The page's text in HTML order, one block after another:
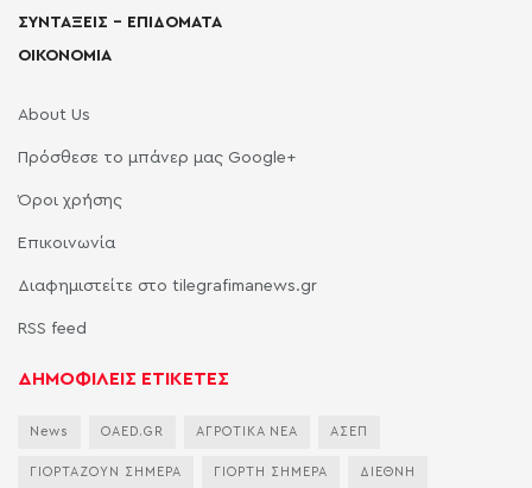
ΣΥΝΤΑΞΕΙΣ – ΕΠΙΔΟΜΑΤΑ
ΟΙΚΟΝΟΜΙΑ
About Us
Πρόσθεσε το μπάνερ μας Google+
Όροι χρήσης
Επικοινωνία
Διαφημιστείτε στο tilegrafimanews.gr
RSS feed
ΔΗΜΟΦΙΛΕΙΣ ΕΤΙΚΕΤΕΣ
News OAED.GR ΑΓΡΟΤΙΚΑ ΝΕΑ ΑΣΕΠ
ΓΙΟΡΤΑΖΟΥΝ ΣΗΜΕΡΑ ΓΙΟΡΤΗ ΣΗΜΕΡΑ ΔΙΕΘΝΗ